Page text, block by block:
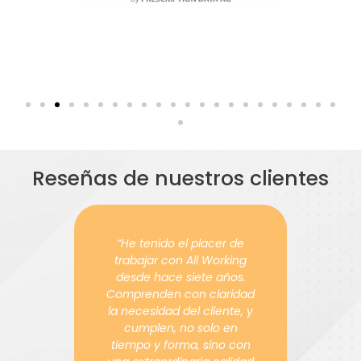
Reseñas de nuestros clientes
“Trabajé de manera
directa con All Working y
con su Directora Griselda
Nersesian en mi gestión
como Líder de
Departamento de HR en
Zanella Hnos.